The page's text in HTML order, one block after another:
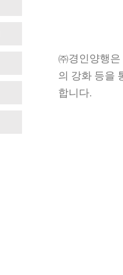
㈜경인양행
의 강화 등을
합니다.